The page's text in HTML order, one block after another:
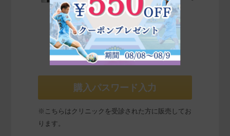
い明るい輝きのある肌へ
商品詳細を見る»
販売価格 ¥ 8,800 税込
購入パスワード入力
※こちらはクリニックを受診された方に販売してお
ります。